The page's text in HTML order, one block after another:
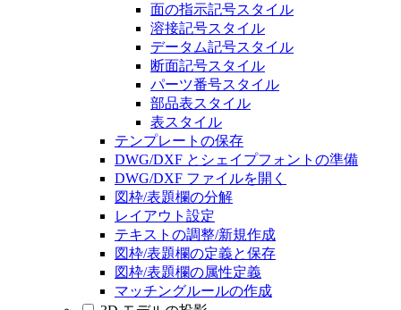
面の指示記号スタイル
溶接記号スタイル
データム記号スタイル
断面記号スタイル
パーツ番号スタイル
部品表スタイル
表スタイル
テンプレートの保存
DWG/DXF とシェイプフォントの準備
DWG/DXF ファイルを開く
図枠/表題欄の分解
レイアウト設定
テキストの調整/新規作成
図枠/表題欄の定義と保存
図枠/表題欄の属性定義
マッチングルールの作成